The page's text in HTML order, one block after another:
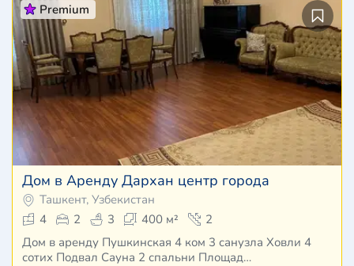
Premium
Дом в Аренду Дархан центр города
Ташкент, Узбекистан
4
2 3 400 м²
2
Дом в аренду Пушкинская 4 ком 3 санузла Ховли 4
сотих Подвал Сауна 2 спальни Площад…